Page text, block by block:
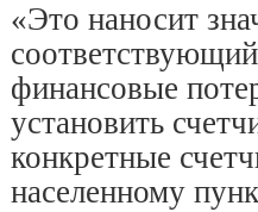
«Это наносит
финансовые
установить
конкретные
населенному